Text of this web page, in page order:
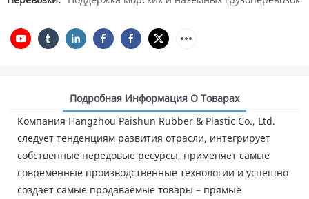
Подробная Информация О Товарах
Компания Hangzhou Paishun Rubber & Plastic Co., Ltd.
следует тенденциям развития отрасли, интегрирует
собственные передовые ресурсы, применяет самые
современные производственные технологии и успешно
создает самые продаваемые товары – прямые